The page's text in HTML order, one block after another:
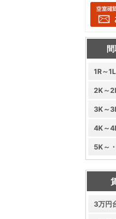
1R～
2K～
3K～
4K～
5K～
3万円